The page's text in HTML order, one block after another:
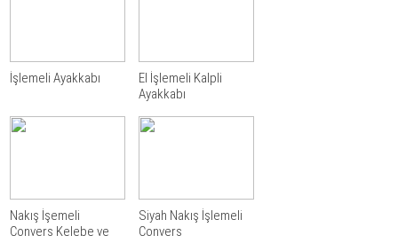
İşlemeli Ayakkabı
El İşlemeli Kalpli
Ayakkabı
Nakış İşemeli
Convers Kelebe ve
Siyah Nakış İşlemeli
Convers